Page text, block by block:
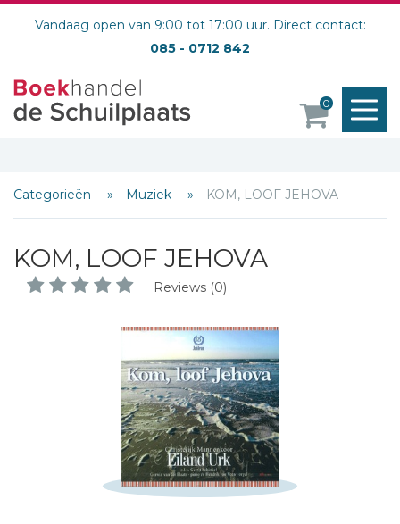
Vandaag open van 9:00 tot 17:00 uur. Direct contact:
085 - 0712 842
0
Categorieën Muziek KOM, LOOF JEHOVA
KOM, LOOF JEHOVA
Reviews (0)
Schrijf hieronder je review!